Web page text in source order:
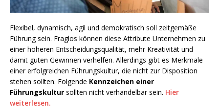
Flexibel, dynamisch, agil und demokratisch soll zeitgemäße
Führung sein. Fraglos können diese Attribute Unternehmen zu
einer höheren Entscheidungsqualität, mehr Kreativität und
damit guten Gewinnen verhelfen. Allerdings gibt es Merkmale
einer erfolgreichen Führungskultur, die nicht zur Disposition
stehen sollten. Folgende Kennzeichen einer
Führungskultur sollten nicht verhandelbar sein. Hier
weiterlesen.